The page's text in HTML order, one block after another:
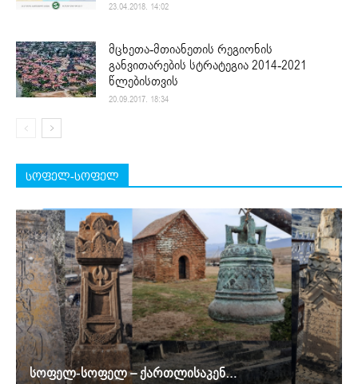
23.04.2018. 14:02
მცხეთა-მთიანეთის რეგიონის
განვითარების სტრატეგია 2014-2021
წლებისთვის
20.09.2017. 18:34
სოფელ-სოფელ
სოფელ-სოფელ – ქართლისაკენ…